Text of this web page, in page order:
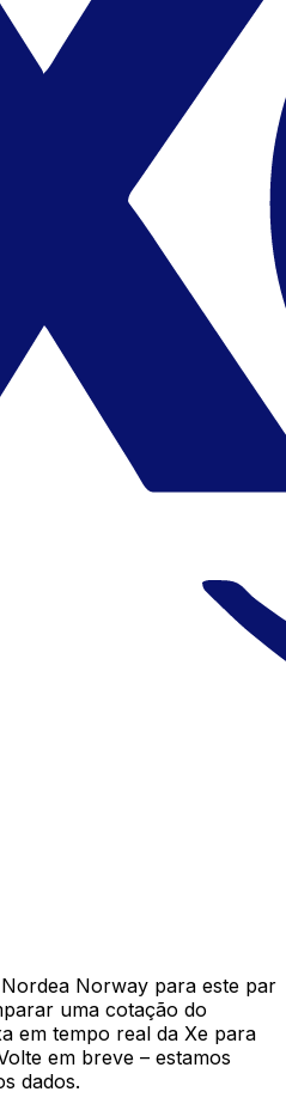
Norway para este par
uma cotação do
em tempo real da Xe para
em breve – estamos
dados.